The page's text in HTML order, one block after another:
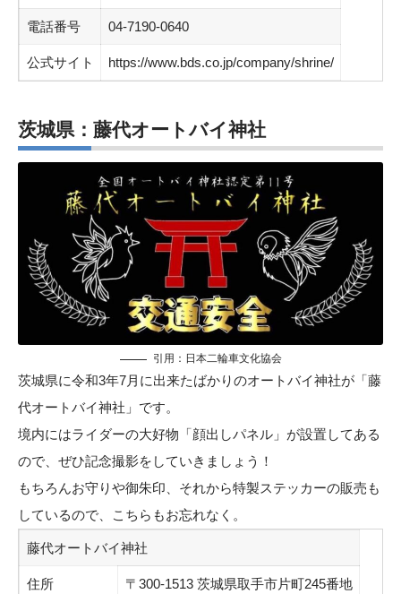
電話番号 04-7190-0640
公式サイト https://www.bds.co.jp/company/shrine/
茨城県：藤代オートバイ神社
引用： 日本二輪車文化協会
茨城県に令和3年7月に出来たばかりのオートバイ神社が「藤
代オートバイ神社」です。
境内にはライダーの大好物「顔出しパネル」が設置してある
ので、ぜひ記念撮影をしていきましょう！
もちろんお守りや御朱印、それから特製ステッカーの販売も
しているので、こちらもお忘れなく。
藤代オートバイ神社
住所 〒300-1513 茨城県取手市片町245番地